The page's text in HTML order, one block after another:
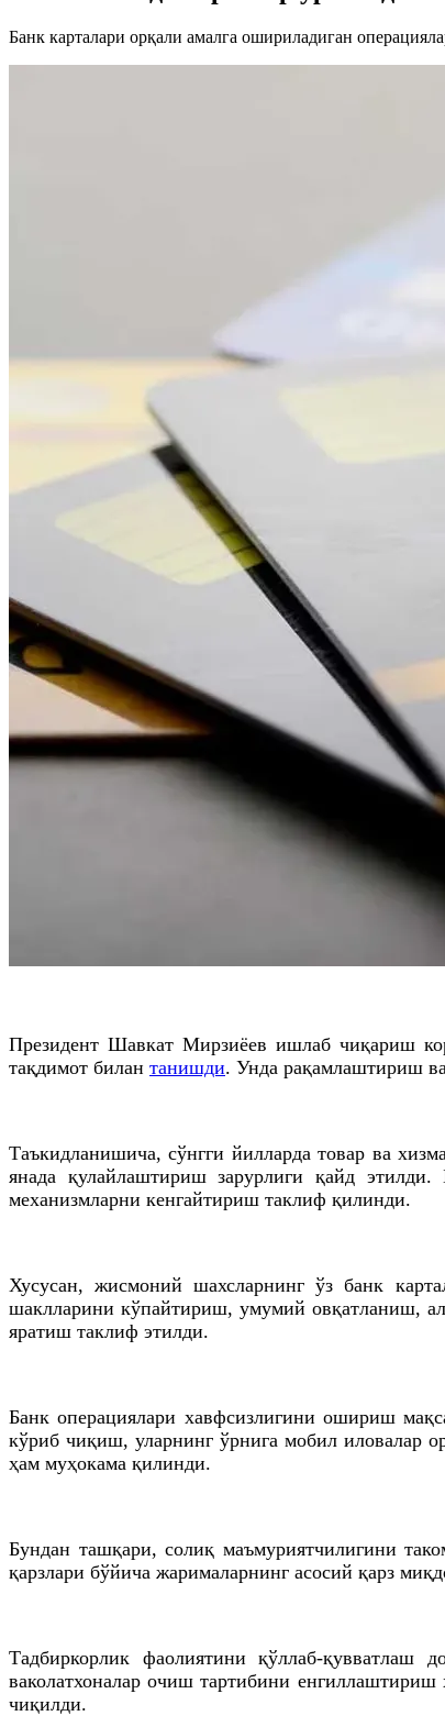
Банк карталари орқали амалга ошириладиган
Президент Шавкат Мирзиёев ишлаб чиқариш
тақдимот билан танишди. Унда рақамлаштириш ва
Таъкидланишича, сўнгги йилларда товар ва
янада қулайлаштириш зарурлиги қайд
механизмларни кенгайтириш таклиф қилинди.
Хусусан, жисмоний шахсларнинг ўз банк
шаклларини кўпайтириш, умумий овқатланиш,
яратиш таклиф этилди.
Банк операциялари хавфсизлигини ошириш
кўриб чиқиш, уларнинг ўрнига мобил иловалар
ҳам муҳокама қилинди.
Бундан ташқари, солиқ маъмуриятчилигини
қарзлари бўйича жарималарнинг асосий қарз
Тадбиркорлик фаолиятини қўллаб-қувватлаш
ваколатхоналар очиш тартибини
чиқилди.